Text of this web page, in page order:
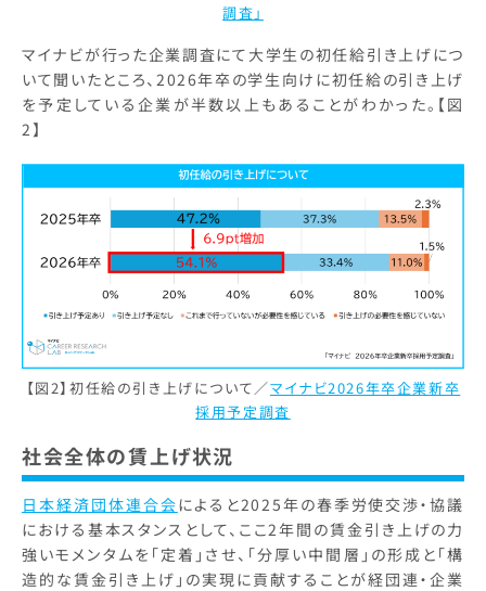
調査」
マイナビが行った企業調査にて大学生の初任給引き上げにつ
いて聞いたところ、2026年卒の学生向けに初任給の引き上げ
を予定している企業が半数以上もあることがわかった。【図
2】
【図2】初任給の引き上げについて／マイナビ2026年卒企業新卒
採用予定調査
社会全体の賃上げ状況
日本経済団体連合会によると2025年の春季労使交渉・協議
における基本スタンスとして、ここ2年間の賃金引き上げの力
強いモメンタムを「定着」させ、「分厚い中間層」の形成と「構
造的な賃金引き上げ」の実現に貢献することが経団連・企業